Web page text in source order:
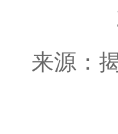
来源：